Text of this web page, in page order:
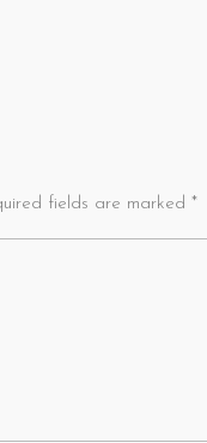
fields are marked *